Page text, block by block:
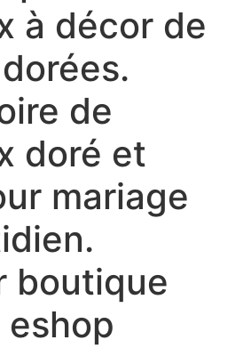
à décor de
de
doré et
mariage
boutique
eshop